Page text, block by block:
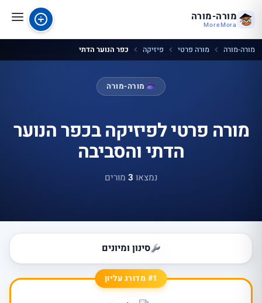
מורה-מורה
MoreMora
מורה-מורה מורה פרטי פיזיקה כפר הנוער הדתי
מורה-מורה
מורה פרטי לפיזיקה בכפר הנוער
הדתי והסביבה
נמצאו 3 מורים
סינון ומיונים
#1 מדורג עליון